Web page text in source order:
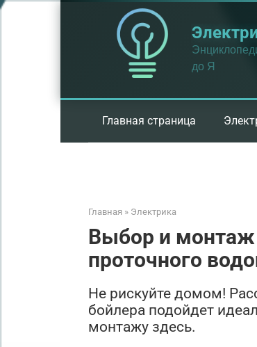
Перейти
до Я
Главная страница
Главная » Электрика
Выбор и монтаж
проточного
Не рискуйте домом!
бойлера подойдет
монтажу здесь.